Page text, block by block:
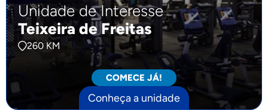
Unidade de Interesse
Teixeira de Freitas
260 KM
COMECE JÁ!
Conheça a unidade